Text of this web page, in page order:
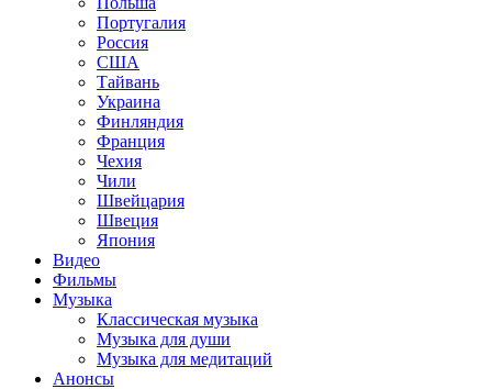
Португалия
Россия
США
Тайвань
Украина
Финляндия
Франция
Чехия
Чили
Швейцария
Швеция
Япония
Видео
Фильмы
Музыка
Классическая музыка
Музыка для души
Музыка для медитаций
Анонсы